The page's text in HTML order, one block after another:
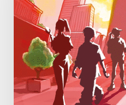
«
Disparition
Défense
un
jeu